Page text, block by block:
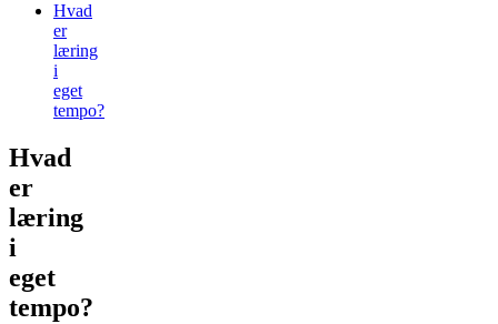
Hvad
er
læring
i
eget
tempo?
Hvad
er
læring
i
eget
tempo?